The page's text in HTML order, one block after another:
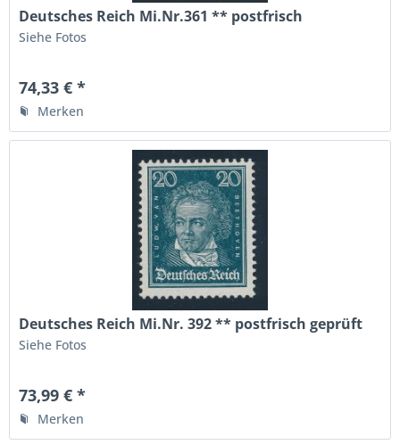
Deutsches Reich Mi.Nr.361 ** postfrisch
Siehe Fotos
74,33 € *
Merken
Deutsches Reich Mi.Nr. 392 ** postfrisch geprüft
Siehe Fotos
73,99 € *
Merken